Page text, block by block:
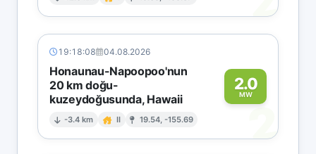
19:18:08 04.08.2026
Honaunau-Napoopoo'nun
20 km doğu-
kuzeydoğusunda, Hawaii
-3.4 km II 19.54, -155.69
2.0
MW
2